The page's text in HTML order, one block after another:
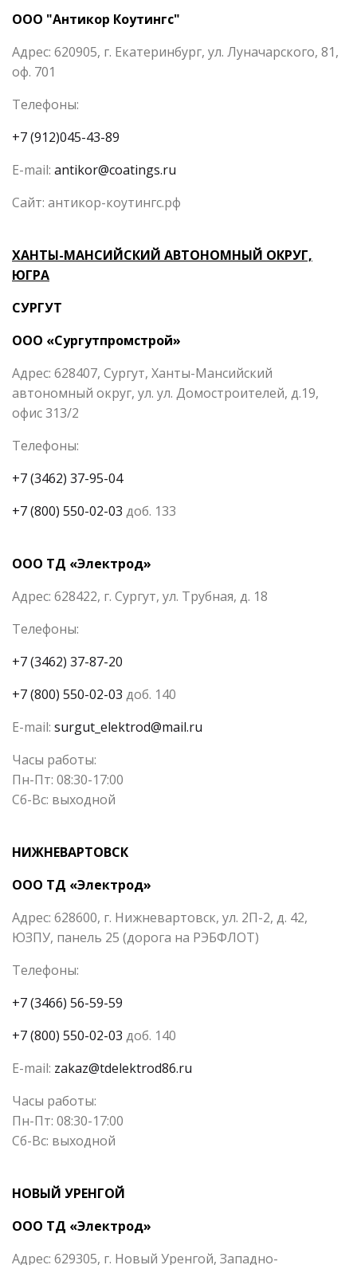
ООО "Антикор Коутингс"
Адрес: 620905, г. Екатеринбург, ул. Луначарского, 81,
оф. 701
Телефоны:
+7 (912)045-43-89
E-mail: antikor@coatings.ru
Сайт: антикор-коутингс.рф
ХАНТЫ-МАНСИЙСКИЙ АВТОНОМНЫЙ ОКРУГ,
ЮГРА
СУРГУТ
ООО «Сургутпромстрой»
Адрес: 628407, Сургут, Ханты-Мансийский
автономный округ, ул. ул. Домостроителей, д.19,
офис 313/2
Телефоны:
+7 (3462) 37-95-04
+7 (800) 550-02-03 доб. 133
ООО ТД «Электрод»
Адрес: 628422, г. Сургут, ул. Трубная, д. 18
Телефоны:
+7 (3462) 37-87-20
+7 (800) 550-02-03 доб. 140
E-mail: surgut_elektrod@mail.ru
Часы работы:
Пн-Пт: 08:30-17:00
Сб-Вс: выходной
НИЖНЕВАРТОВСК
ООО ТД «Электрод»
Адрес: 628600, г. Нижневартовск, ул. 2П-2, д. 42,
ЮЗПУ, панель 25 (дорога на РЭБФЛОТ)
Телефоны:
+7 (3466) 56-59-59
+7 (800) 550-02-03 доб. 140
E-mail: zakaz@tdelektrod86.ru
Часы работы:
Пн-Пт: 08:30-17:00
Сб-Вс: выходной
НОВЫЙ УРЕНГОЙ
ООО ТД «Электрод»
Адрес: 629305, г. Новый Уренгой, Западно-